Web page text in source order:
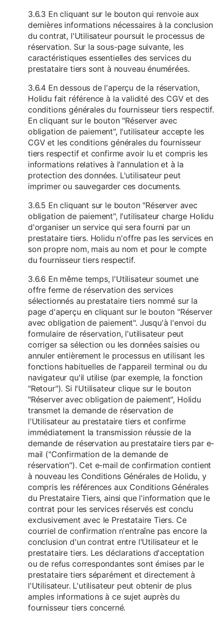
3.6.3 En cliquant sur le bouton qui renvoie aux
dernières informations nécessaires à la conclusion
du contrat, l'Utilisateur poursuit le processus de
réservation. Sur la sous-page suivante, les
caractéristiques essentielles des services du
prestataire tiers sont à nouveau énumérées.
3.6.4 En dessous de l'aperçu de la réservation,
Holidu fait référence à la validité des CGV et des
conditions générales du fournisseur tiers respectif.
En cliquant sur le bouton "Réserver avec
obligation de paiement", l'utilisateur accepte les
CGV et les conditions générales du fournisseur
tiers respectif et confirme avoir lu et compris les
informations relatives à l'annulation et à la
protection des données. L'utilisateur peut
imprimer ou sauvegarder ces documents.
3.6.5 En cliquant sur le bouton "Réserver avec
obligation de paiement", l'utilisateur charge Holidu
d'organiser un service qui sera fourni par un
prestataire tiers. Holidu n'offre pas les services en
son propre nom, mais au nom et pour le compte
du fournisseur tiers respectif.
3.6.6 En même temps, l'Utilisateur soumet une
offre ferme de réservation des services
sélectionnés au prestataire tiers nommé sur la
page d'aperçu en cliquant sur le bouton "Réserver
avec obligation de paiement". Jusqu'à l'envoi du
formulaire de réservation, l'utilisateur peut
corriger sa sélection ou les données saisies ou
annuler entièrement le processus en utilisant les
fonctions habituelles de l'appareil terminal ou du
navigateur qu'il utilise (par exemple, la fonction
"Retour"). Si l'Utilisateur clique sur le bouton
"Réserver avec obligation de paiement", Holidu
transmet la demande de réservation de
l'Utilisateur au prestataire tiers et confirme
immédiatement la transmission réussie de la
demande de réservation au prestataire tiers par e-
mail ("Confirmation de la demande de
réservation"). Cet e-mail de confirmation contient
à nouveau les Conditions Générales de Holidu, y
compris les références aux Conditions Générales
du Prestataire Tiers, ainsi que l'information que le
contrat pour les services réservés est conclu
exclusivement avec le Prestataire Tiers. Ce
courriel de confirmation n'entraîne pas encore la
conclusion d'un contrat entre l'Utilisateur et le
prestataire tiers. Les déclarations d'acceptation
ou de refus correspondantes sont émises par le
prestataire tiers séparément et directement à
l'Utilisateur. L'utilisateur peut obtenir de plus
amples informations à ce sujet auprès du
fournisseur tiers concerné.